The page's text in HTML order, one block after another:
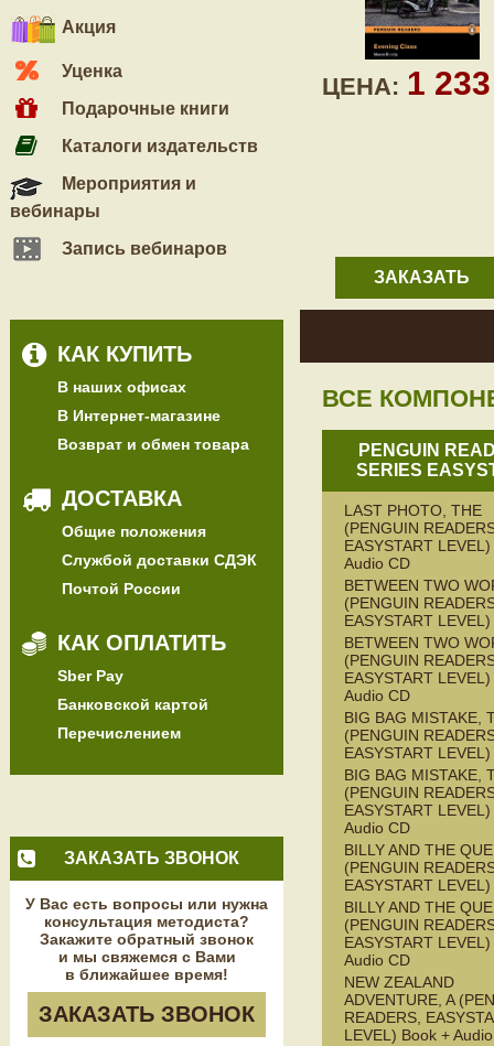
Акция
Уценка
Подарочные книги
Каталоги издательств
Мероприятия и
вебинары
Запись вебинаров
КАК КУПИТЬ
В наших офисах
В Интернет-магазине
Возврат и обмен товара
ДОСТАВКА
Общие положения
Службой доставки СДЭК
Почтой России
КАК ОПЛАТИТЬ
Sber Pay
Банковской картой
Перечислением
ЗАКАЗАТЬ ЗВОНОК
У Вас есть вопросы или нужна
консультация методиста?
Закажите обратный звонок
и мы свяжемся с Вами
в ближайшее время!
ЗАКАЗАТЬ ЗВОНОК
ЦЕНА: 1
ЗАКАЗАТЬ
ВСЕ
PENGUIN
SERIES
LAST PHOTO, THE
(PENGUIN
EASYSTART
Audio CD
BETWEEN TWO
(PENGUIN
EASYSTART
BETWEEN TWO
(PENGUIN
EASYSTART
Audio CD
BIG BAG MISTAKE,
(PENGUIN
EASYSTART
BIG BAG MISTAKE,
(PENGUIN
EASYSTART
Audio CD
BILLY AND THE
(PENGUIN
EASYSTART
BILLY AND THE
(PENGUIN
EASYSTART
Audio CD
NEW ZEALAND
ADVENTURE, A
READERS,
LEVEL) Book +